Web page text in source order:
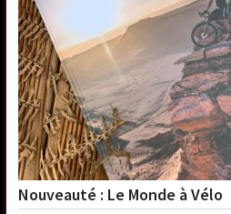
Nouveauté : Le Monde à Vélo